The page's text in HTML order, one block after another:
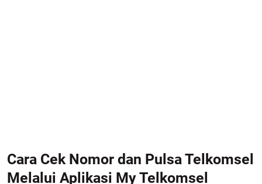
Cara Cek Nomor dan Pulsa Telkomsel
Melalui Aplikasi My Telkomsel